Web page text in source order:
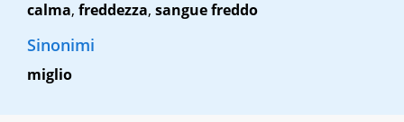
calma, freddezza, sangue freddo
Sinonimi
miglio